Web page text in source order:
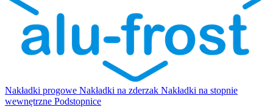
Nakładki progowe Nakładki na zderzak Nakładki na stopnie
wewnętrzne Podstopnice